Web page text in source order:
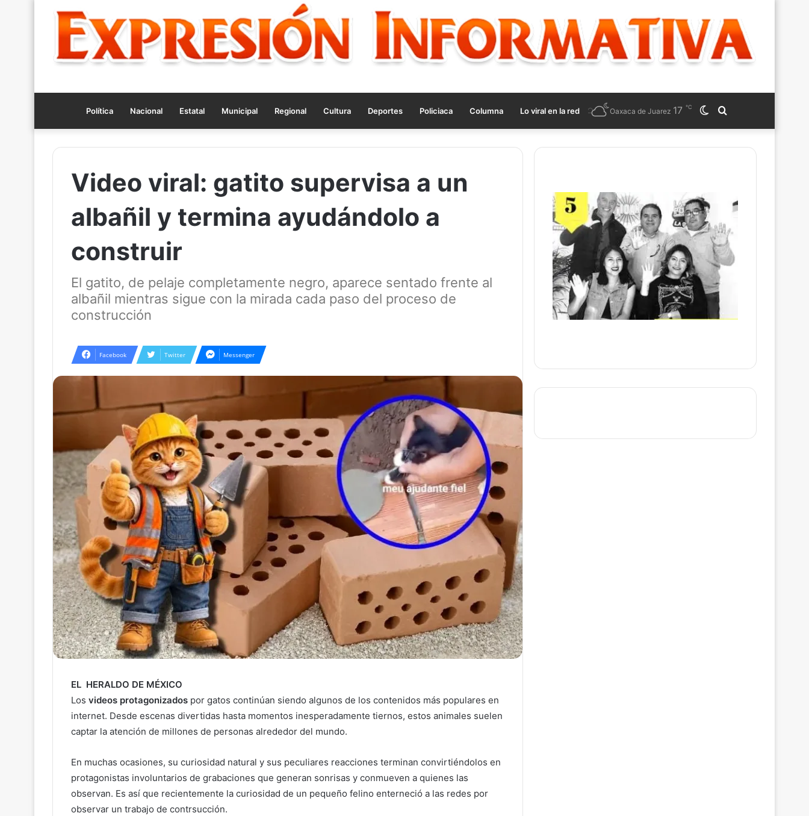
Política Nacional Estatal Municipal Regional Cultura Deportes Policiaca Columna Lo viral en la red Search
for
Switch
skin
Oaxaca de Juarez 17 ℃
Video viral: gatito supervisa a un
albañil y termina ayudándolo a
construir
El gatito, de pelaje completamente negro, aparece sentado frente al
albañil mientras sigue con la mirada cada paso del proceso de
construcción
Facebook Twitter Messenger
EL HERALDO DE MÉXICO
Los videos protagonizados por gatos continúan siendo algunos de los contenidos más populares en
internet. Desde escenas divertidas hasta momentos inesperadamente tiernos, estos animales suelen
captar la atención de millones de personas alrededor del mundo.
En muchas ocasiones, su curiosidad natural y sus peculiares reacciones terminan convirtiéndolos en
protagonistas involuntarios de grabaciones que generan sonrisas y conmueven a quienes las
observan. Es así que recientemente la curiosidad de un pequeño felino enterneció a las redes por
observar un trabajo de contrsucción.